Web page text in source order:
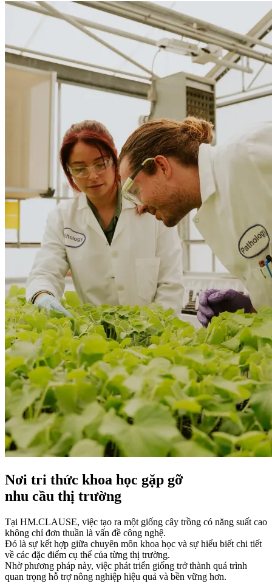
Nơi tri thức khoa học gặp gỡ
nhu cầu thị trường
Tại HM.CLAUSE, việc tạo ra một giống cây trồng có năng suất cao
không chỉ đơn thuần là vấn đề công nghệ.
Đó là sự kết hợp giữa chuyên môn khoa học và sự hiểu biết chi tiết
về các đặc điểm cụ thể của từng thị trường.
Nhờ phương pháp này, việc phát triển giống trở thành quá trình
quan trọng hỗ trợ nông nghiệp hiệu quả và bền vững hơn.